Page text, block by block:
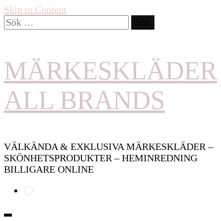
Skip to Content
Sök
efter:
MÄRKESKLÄDER
ALL BRANDS
VÄLKÄNDA & EXKLUSIVA MÄRKESKLÄDER –
SKÖNHETSPRODUKTER – HEMINREDNING
BILLIGARE ONLINE